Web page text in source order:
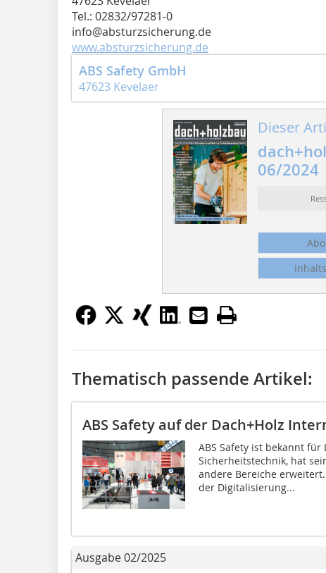
Tel.: 02832/97281-0
info@absturzsicherung.de
www.absturzsicherung.de
ABS Safety GmbH
47623 Kevelaer
Dieser
06/2024
Thematisch passende Artikel:
ABS Safety auf der Dach+Holz
ABS Safety ist bekannt
Sicherheitstechnik, hat
andere Bereiche
der Digitalisierung...
Ausgabe 02/2025